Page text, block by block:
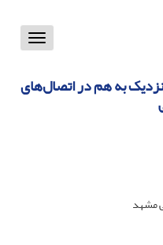
Toggle
به هم در اتصال‌های
مشهد